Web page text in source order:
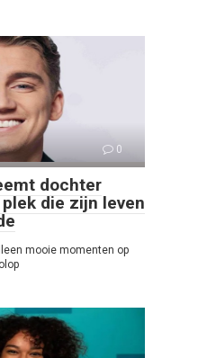
0
dochter
die zijn leven
mooie momenten op